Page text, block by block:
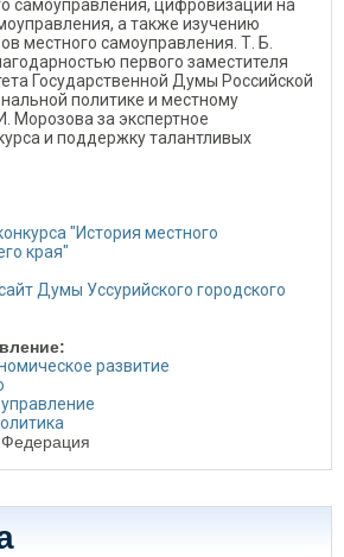
самоуправления, цифровизации на
а также изучению
местного самоуправления. Т. Б.
первого заместителя
Государственной Думы Российской
политике и местному
Морозова за экспертное
и поддержку талантливых
"История местного
края"
Думы Уссурийского городского
развитие
Федерация